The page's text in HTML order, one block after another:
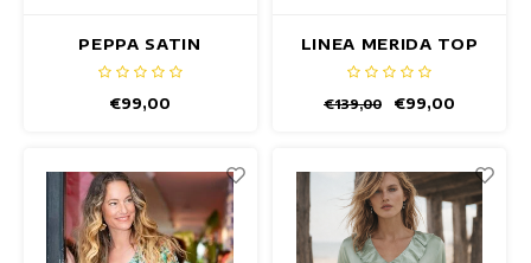
PEPPA SATIN
OLIANDER TOP
€99,00
LINEA MERIDA TOP
€139,00 €99,00